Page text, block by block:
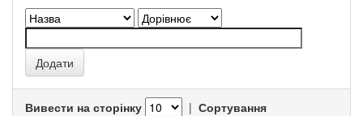
Вивести на сторінку | Сортування